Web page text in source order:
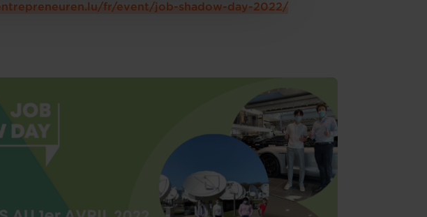
fr/event/job-shadow-day-2022/